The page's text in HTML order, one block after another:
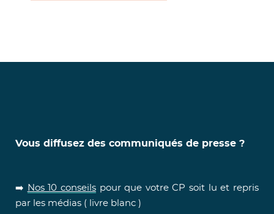
Vous diffusez des communiqués de presse ?
➡️ Nos 10 conseilspour que votre CP soit lu et repris
par les médias ( livre blanc )